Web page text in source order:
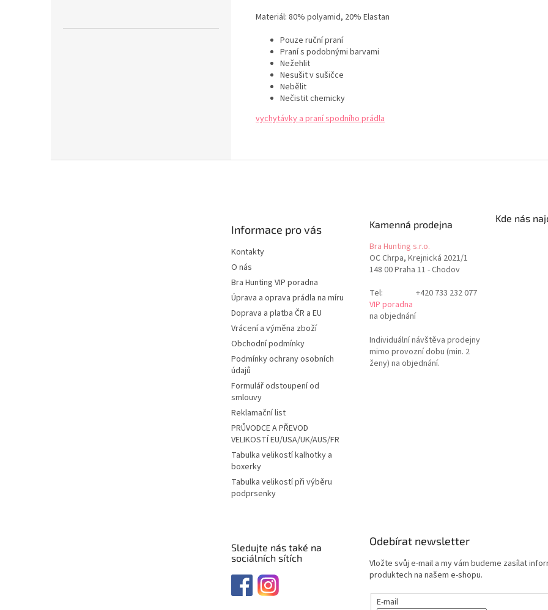
Materiál: 80% polyamid, 20% Elastan
Pouze ruční praní
Praní s podobnými barvami
Nežehlit
Nesušit v sušičce
Nebělit
Nečistit chemicky
vychytávky a praní spodního prádla
Informace pro vás
Kontakty
O nás
Bra Hunting VIP poradna
Úprava a oprava prádla na míru
Doprava a platba ČR a EU
Vrácení a výměna zboží
Obchodní podmínky
Podmínky ochrany osobních
údajů
Formulář odstoupení od
smlouvy
Reklamační list
PRŮVODCE A PŘEVOD
VELIKOSTÍ EU/USA/UK/AUS/FR
Tabulka velikostí kalhotky a
boxerky
Tabulka velikostí při výběru
podprsenky
Kamenná prodejna
Bra Hunting s.r.o.
OC Chrpa, Krejnická 2021/1
148 00 Praha 11 - Chodov
Tel:
+420 733 232 077
VIP poradna
na objednání
Individuální návštěva prodejny
mimo provozní dobu (min. 2
ženy) na objednání.
Kde nás
Sledujte nás také na
sociálních sítích
Odebírat newsletter
Vložte svůj e-mail a my vám budeme zasílat
produktech na našem e-shopu.
E-mail